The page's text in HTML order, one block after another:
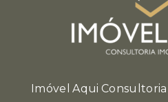
Imóvel Aqui